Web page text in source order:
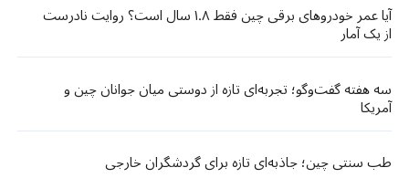
آیا عمر خودروهای برقی چین فقط ۱.۸ سال است؟ روایت نادرست
از یک آمار
سه هفته گفت‌وگو؛ تجربه‌ای تازه از دوستی میان جوانان چین و
آمریکا
طب سنتی چین؛ جاذبه‌ای تازه برای گردشگران خارجی